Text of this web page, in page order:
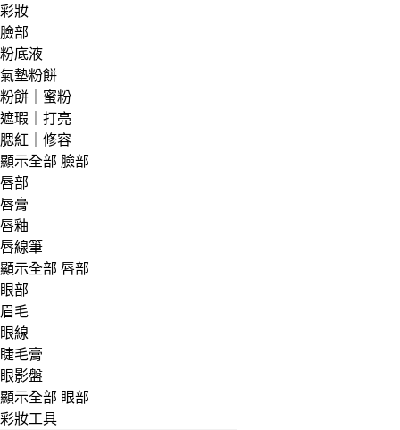
彩妝
臉部
粉底液
氣墊粉餅
粉餅｜蜜粉
遮瑕｜打亮
腮紅｜修容
顯示全部 臉部
唇部
唇膏
唇釉
唇線筆
顯示全部 唇部
眼部
眉毛
眼線
睫毛膏
眼影盤
顯示全部 眼部
彩妝工具